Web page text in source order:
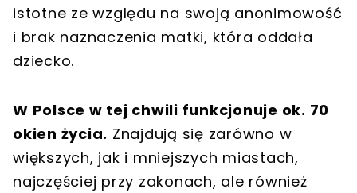
istotne ze względu na swoją anonimowość
i brak naznaczenia matki, która oddała
dziecko.
W Polsce w tej chwili funkcjonuje ok. 70
okien życia. Znajdują się zarówno w
większych, jak i mniejszych miastach,
najczęściej przy zakonach, ale również